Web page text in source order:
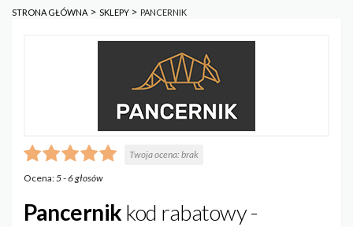
STRONA GŁÓWNA > SKLEPY > PANCERNIK
Twoja ocena:brak
Ocena:5-6głosów
Pancernik kod rabatowy -